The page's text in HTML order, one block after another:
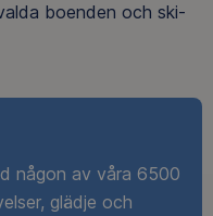
boenden och ski-
någon av våra 6500
glädje och